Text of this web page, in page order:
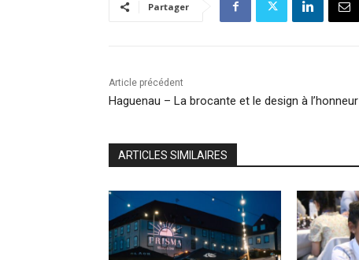
Partager
Article précédent
Haguenau – La brocante et le design à l’honneur
ARTICLES SIMILAIRES